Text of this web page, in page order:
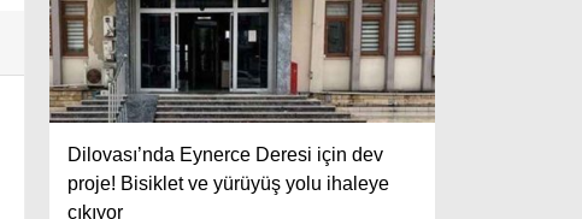
Dilovası’nda Eynerce Deresi için dev
proje! Bisiklet ve yürüyüş yolu ihaleye
çıkıyor